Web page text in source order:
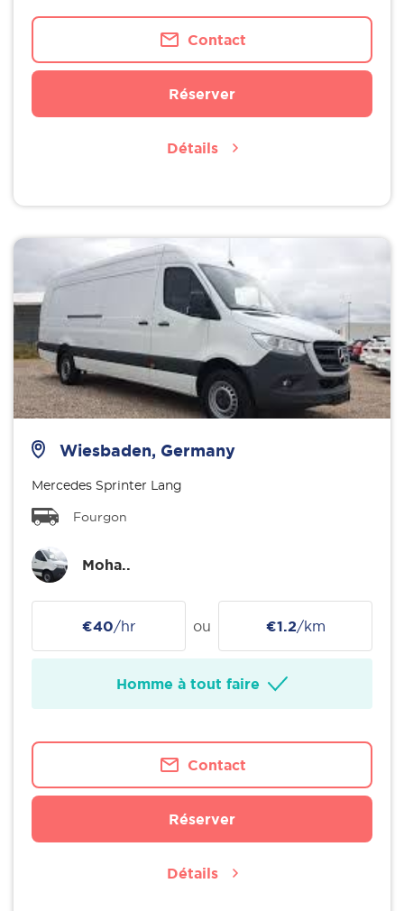
Contact
Réserver
Détails
Wiesbaden, Germany
Mercedes Sprinter Lang
Fourgon
Moha..
€40/hr ou €1.2/km
Homme à tout faire
Contact
Réserver
Détails